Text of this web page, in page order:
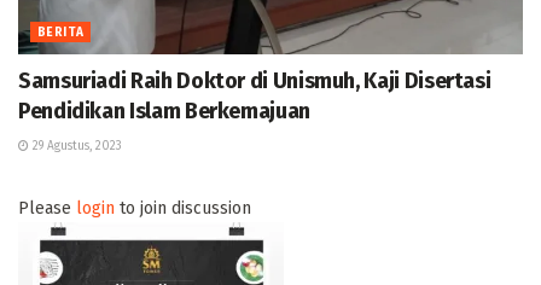
BERITA
Samsuriadi Raih Doktor di Unismuh, Kaji Disertasi
Pendidikan Islam Berkemajuan
29 Agustus, 2023
Please login to join discussion